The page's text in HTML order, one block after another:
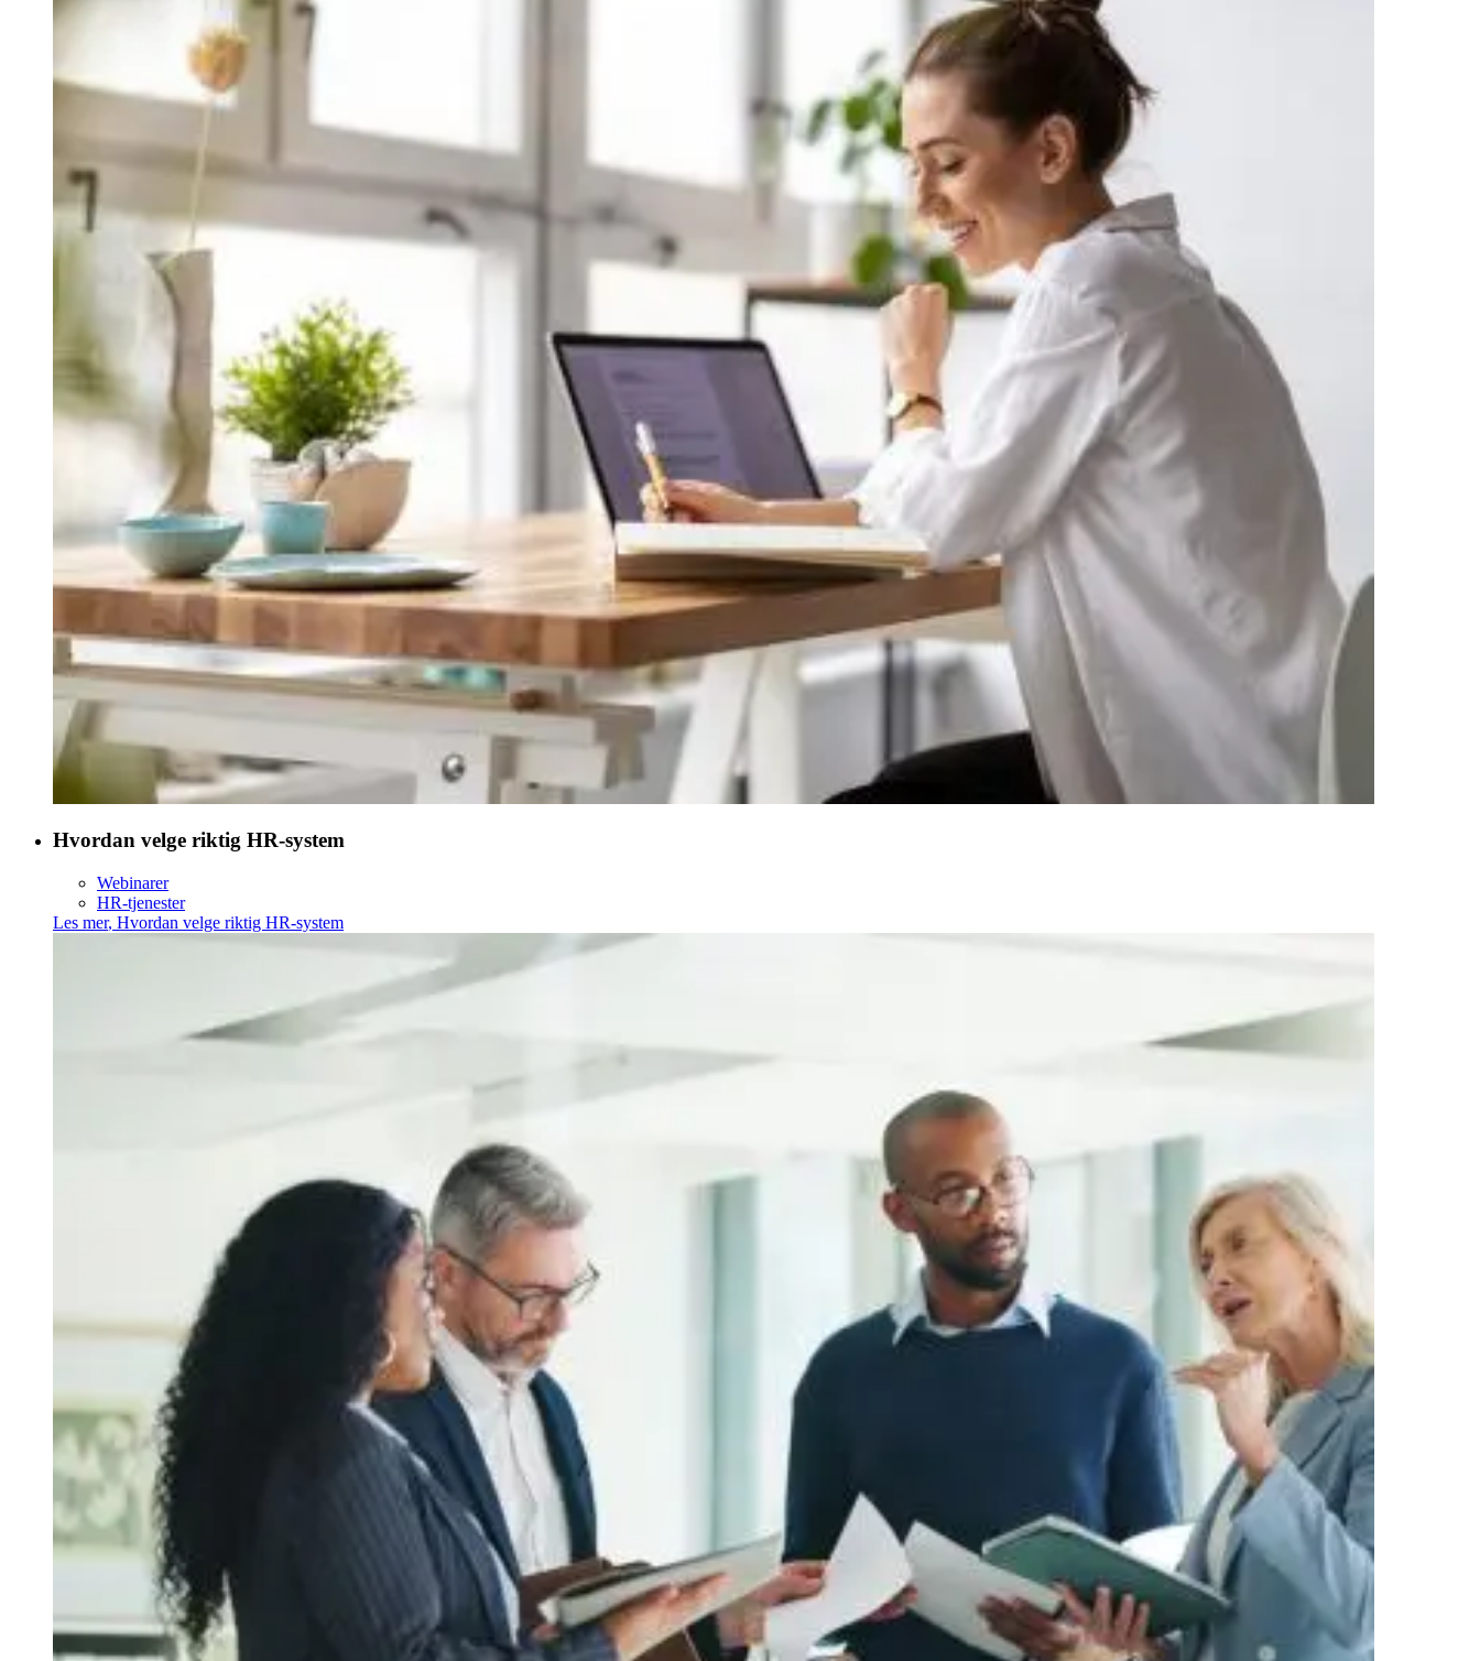
Hvordan velge riktig HR-system
Webinarer
HR-tjenester
Les mer, Hvordan velge riktig HR-system